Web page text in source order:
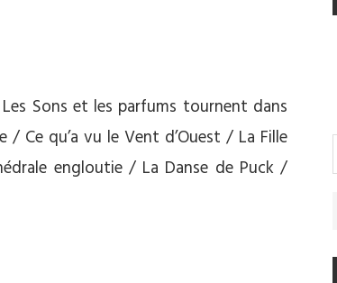
Sons et les parfums tournent dans
/ Ce qu’a vu le Vent d’Ouest / La Fille
engloutie / La Danse de Puck /